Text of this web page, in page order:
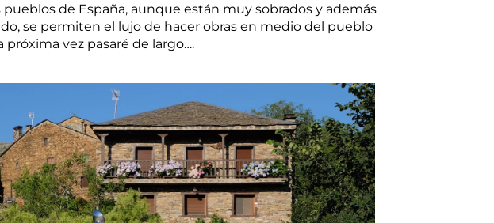
de España, aunque están muy sobrados y además
se permiten el lujo de hacer obras en medio del pueblo
vez pasaré de largo….